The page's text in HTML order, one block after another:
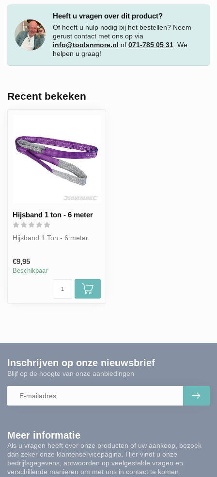
Heeft u vragen over dit product?
Of heeft u hulp nodig bij het bestellen? Neem
gerust contact met ons op via
info@toolsnmore.nl of 071-785 05 31 . We
helpen u graag!
Recent bekeken
Hijsband 1 ton - 6 meter
Hijsband 1 Ton - 6 meter
€9,95
Beschikbaar
Meer informatie
Als u vragen heeft over onze producten of uw aankoop, bezoek
dan zeker onze klantenservicepagina. Hier vindt u onze
bedrijfsgegevens, antwoorden op veelgestelde vragen en
verschillende manieren om met ons in contact te komen.
Inschrijven op onze nieuwsbrief
Blijf op de hoogte van onze aanbiedingen